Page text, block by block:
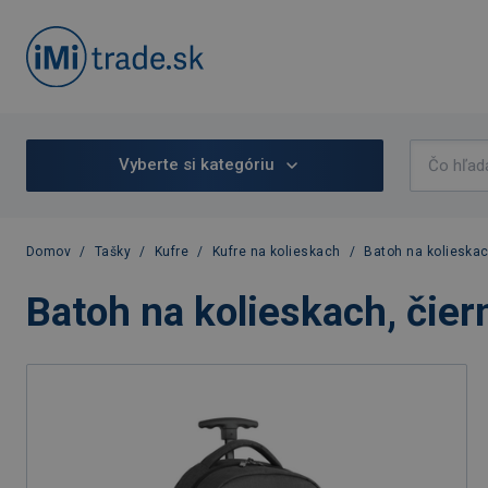
Vyberte si kategóriu
Domov / Tašky / Kufre / Kufre na kolieskach / Batoh na
Batoh na kolieskach,